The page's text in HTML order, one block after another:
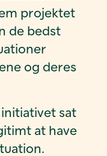
projektet
de bedst
og deres
sat
at have